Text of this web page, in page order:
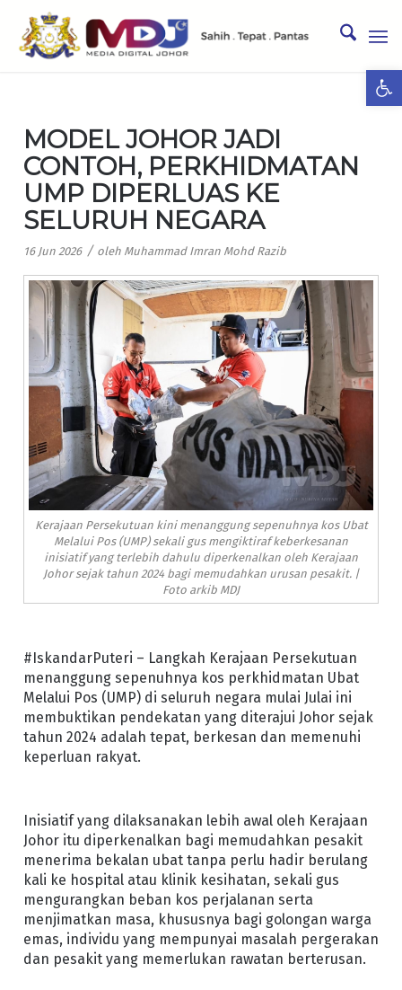
MODEL JOHOR JADI
CONTOH, PERKHIDMATAN
UMP DIPERLUAS KE
SELURUH NEGARA
16 Jun 2026 / oleh Muhammad Imran Mohd Razib
Kerajaan Persekutuan kini menanggung sepenuhnya kos Ubat
Melalui Pos (UMP) sekali gus mengiktiraf keberkesanan
inisiatif yang terlebih dahulu diperkenalkan oleh Kerajaan
Johor sejak tahun 2024 bagi memudahkan urusan pesakit. |
Foto arkib MDJ
#IskandarPuteri – Langkah Kerajaan Persekutuan
menanggung sepenuhnya kos perkhidmatan Ubat
Melalui Pos (UMP) di seluruh negara mulai Julai ini
membuktikan pendekatan yang diterajui Johor sejak
tahun 2024 adalah tepat, berkesan dan memenuhi
keperluan rakyat.
Inisiatif yang dilaksanakan lebih awal oleh Kerajaan
Johor itu diperkenalkan bagi memudahkan pesakit
menerima bekalan ubat tanpa perlu hadir berulang
kali ke hospital atau klinik kesihatan, sekali gus
mengurangkan beban kos perjalanan serta
menjimatkan masa, khususnya bagi golongan warga
emas, individu yang mempunyai masalah pergerakan
dan pesakit yang memerlukan rawatan berterusan.